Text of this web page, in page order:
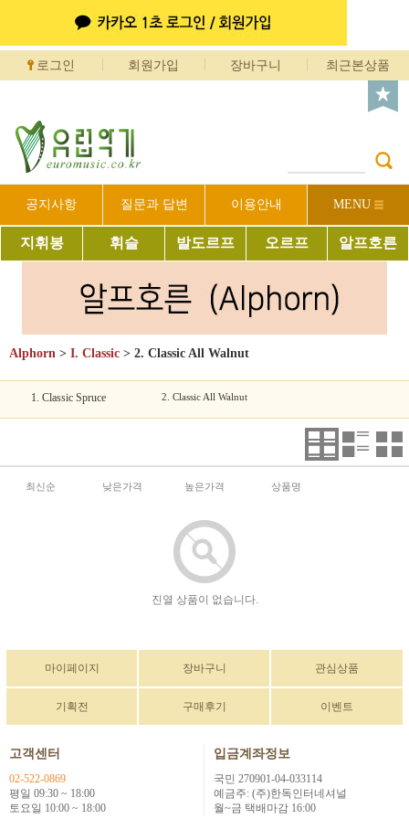
로그인 회원가입 장바구니 최근본상품
공지사항 질문과 답변 이용안내 MENU
지휘봉 휘슬 발도르프 오르프 알프호른
Alphorn > I. Classic > 2. Classic All Walnut
1. Classic Spruce 2. Classic All Walnut
최신순 낮은가격 높은가격 상품명
진열 상품이 없습니다.
마이페이지 장바구니 관심상품
기획전 구매후기 이벤트
고객센터
02-522-0869
평일 09:30 ~ 18:00
토요일 10:00 ~ 18:00
입금계좌정보
국민 270901-04-033114
예금주: (주)한독인터네셔널
월~금 택배마감 16:00